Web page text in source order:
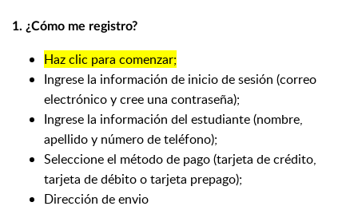
1. ¿Cómo me registro?
Haz clic para comenzar;
Ingrese la información de inicio de sesión (correo
electrónico y cree una contraseña);
Ingrese la información del estudiante (nombre,
apellido y número de teléfono);
Seleccione el método de pago (tarjeta de crédito,
tarjeta de débito o tarjeta prepago);
Dirección de envio